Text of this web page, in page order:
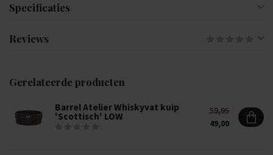
Specificaties
Reviews
Gerelateerde producten
Barrel Atelier Whiskyvat kuip
'Scottisch' LOW
59,95
49,00